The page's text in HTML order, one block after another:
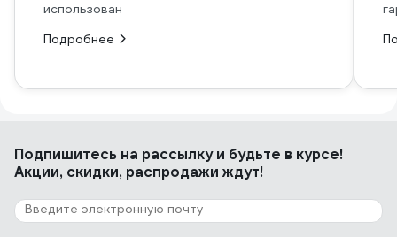
использован
Подробнее
Подпишитесь на рассылкуи будьте в курсе!
Акции, скидки, распродажи ждут!